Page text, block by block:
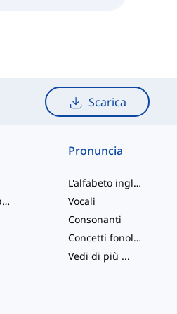
Scarica
Punteggiatura e Ortografia
Pronuncia
L'alfabeto inglese
Vocali
Consonanti
Concetti fonologici
Vedi di più ...